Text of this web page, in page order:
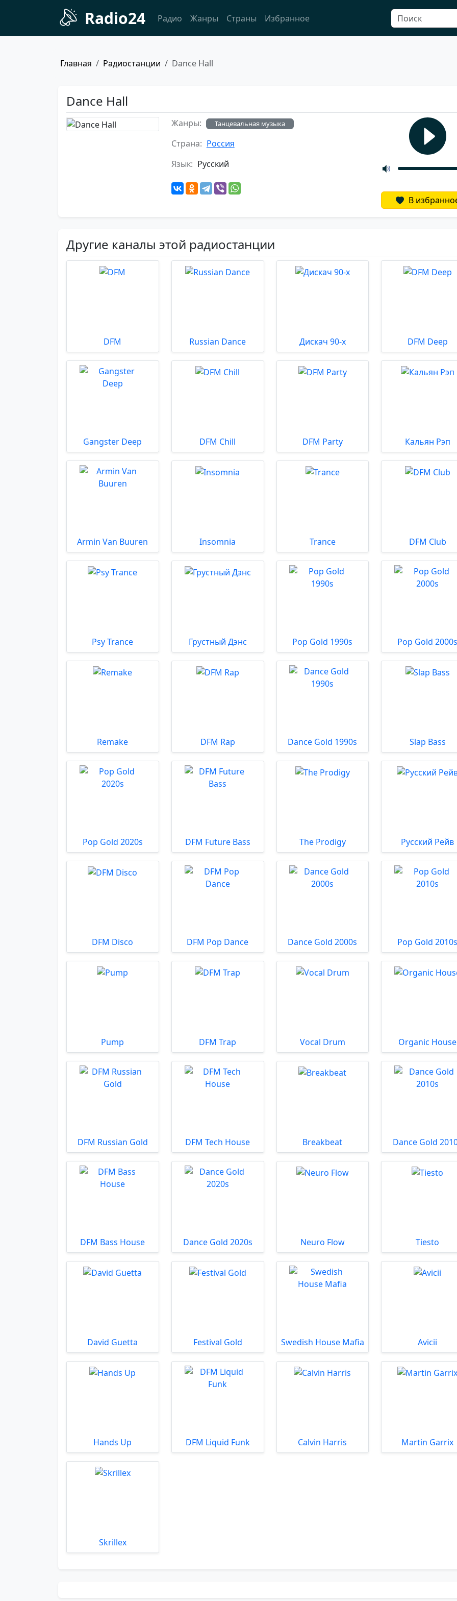
Radio24 Радио Жанры Страны Избранное
Главная Радиостанции Dance Hall
Dance Hall
Жанры: Танцевальная музыка
Страна: Россия
Язык: Русский
В
Другие каналы этой радиостанции
DFM Russian Dance Дискач 90-х DFM Deep
Gangster Deep DFM Chill DFM Party Кальян Рэп
Armin Van Buuren Insomnia Trance DFM Club
Psy Trance Грустный Дэнс Pop Gold 1990s Pop Gold 2000s
Remake DFM Rap Dance Gold 1990s Slap Bass
Pop Gold 2020s DFM Future Bass The Prodigy Русский Рейв
DFM Disco DFM Pop Dance Dance Gold 2000s Pop Gold 2010s
Pump DFM Trap Vocal Drum Organic House
DFM Russian Gold DFM Tech House Breakbeat Dance Gold
DFM Bass House Dance Gold 2020s Neuro Flow Tiesto
David Guetta Festival Gold Swedish House Mafia Avicii
Hands Up DFM Liquid Funk Calvin Harris Martin Garrix
Skrillex